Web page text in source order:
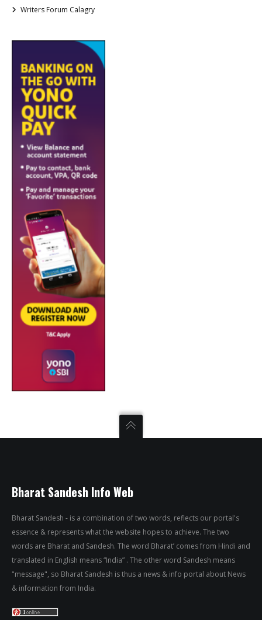
Writers Forum Calagry
Bharat Sandesh Info Web
Bharat Sandesh - is a combination of two words, reflects our portal's
essence & represents what the website hopes to achieve. The two
words are Bharat and Sandesh. The word Bharat’ comes from Hindi and
translated in English means “India” . The other word Sandesh means
"message", so Bharat Sandesh is thus a news & info portal about News
& information from India.